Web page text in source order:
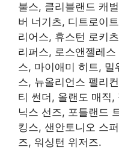
불스, 클리블랜드 캐
버 너기츠, 디트로이
리어스, 휴스턴 로키
리퍼스, 로스앤젤레
스, 마이애미 히트, 밀
스, 뉴올리언스 펠리
티 썬더, 올랜도 매직,
닉스 선즈, 포틀랜드
킹스, 샌안토니오 스
즈, 워싱턴 위저즈.